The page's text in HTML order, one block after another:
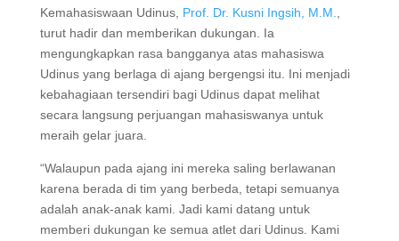
Kemahasiswaan Udinus, Prof. Dr. Kusni Ingsih, M.M.
turut hadir dan memberikan dukungan. Ia
mengungkapkan rasa bangganya atas mahasiswa
Udinus yang berlaga di ajang bergengsi itu. Ini menjadi
kebahagiaan tersendiri bagi Udinus dapat melihat
secara langsung perjuangan mahasiswanya untuk
meraih gelar juara.
“Walaupun pada ajang ini mereka saling berlawanan
karena berada di tim yang berbeda, tetapi semuanya
adalah anak-anak kami. Jadi kami datang untuk
memberi dukungan ke semua atlet dari Udinus. Kami